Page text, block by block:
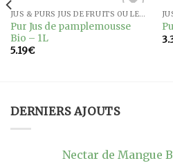
à la
JUS & PURS JUS DE FRUITS OU LÉGUMES
Pur Jus de pamplemousse
Bio – 1L
5.19€
DERNIERS AJOUTS
Nectar de Mangue